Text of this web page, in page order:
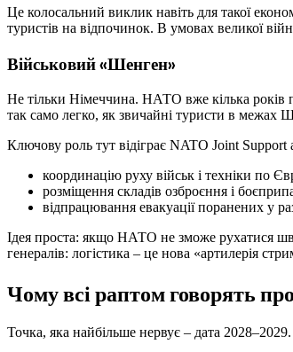
Це колосальний виклик навіть для такої
туристів на відпочинок. В умовах великої
Військовий «Шенген»
Не тільки Німеччина. НАТО вже кілька років
так само легко, як звичайні туристи в межах
Ключову роль тут відіграє NATO Joint
координацію руху військ і техніки по
розміщення складів озброєння і
відпрацювання евакуації поранених у
Ідея проста: якщо НАТО не зможе рухатися
генералів: логістика – це нова «артилерія
Чому всі раптом говорять
Точка, яка найбільше нервує – дата 2028–2029.